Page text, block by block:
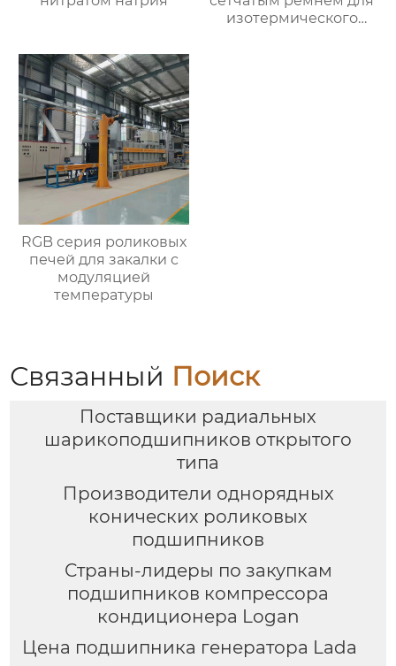
изотермического
RGB серия роликовых
печей для закалки с
модуляцией
температуры
Связанный Поиск
Поставщики радиальных
шарикоподшипников открытого
типа
Производители однорядных
конических роликовых
подшипников
Страны-лидеры по закупкам
подшипников компрессора
кондиционера Logan
Цена подшипника генератора Lada